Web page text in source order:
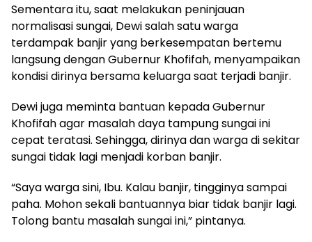
Sementara itu, saat melakukan peninjauan
normalisasi sungai, Dewi salah satu warga
terdampak banjir yang berkesempatan bertemu
langsung dengan Gubernur Khofifah, menyampaikan
kondisi dirinya bersama keluarga saat terjadi banjir.
Dewi juga meminta bantuan kepada Gubernur
Khofifah agar masalah daya tampung sungai ini
cepat teratasi. Sehingga, dirinya dan warga di sekitar
sungai tidak lagi menjadi korban banjir.
“Saya warga sini, Ibu. Kalau banjir, tingginya sampai
paha. Mohon sekali bantuannya biar tidak banjir lagi.
Tolong bantu masalah sungai ini,” pintanya.